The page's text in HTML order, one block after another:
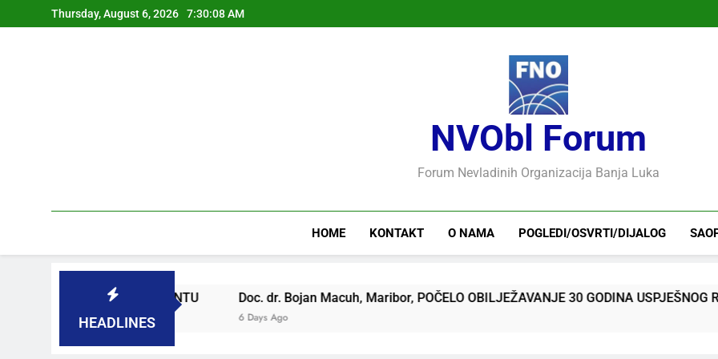
Thursday, August 6, 2026 7:30:09 AM
NVObl Forum
Forum Nevladinih Organizacija Banja Luka
HOME KONTAKT O NAMA POGLEDI/OSVRTI/DIJALOG
HEADLINES
PARLAMENTU Doc. dr. Bojan Macuh, Maribor, POČELO OBILJEŽAVANJE 30 GODINA USPJEŠNOG RADA I